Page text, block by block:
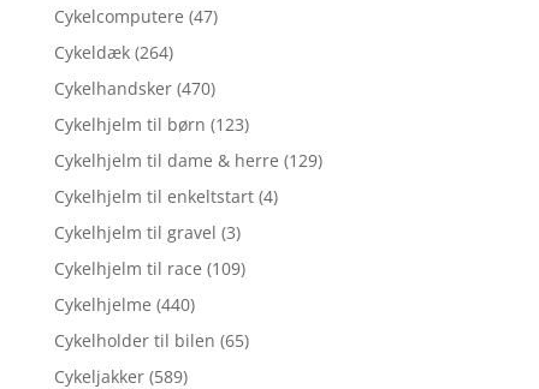
Cykelcomputere (47)
Cykeldæk (264)
Cykelhandsker (470)
Cykelhjelm til børn (123)
Cykelhjelm til dame & herre (129)
Cykelhjelm til enkeltstart (4)
Cykelhjelm til gravel (3)
Cykelhjelm til race (109)
Cykelhjelme (440)
Cykelholder til bilen (65)
Cykeljakker (589)